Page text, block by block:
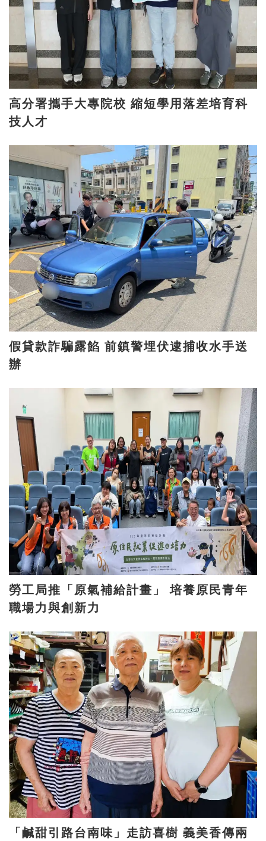
高分署攜手大專院校 縮短學用落差培育科
技人才
假貸款詐騙露餡 前鎮警埋伏逮捕收水手送
辦
勞工局推「原氣補給計畫」 培養原民青年
職場力與創新力
「鹹甜引路台南味」走訪喜樹 義美香傳兩